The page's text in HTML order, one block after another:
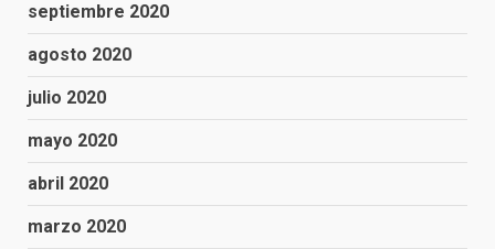
septiembre 2020
agosto 2020
julio 2020
mayo 2020
abril 2020
marzo 2020